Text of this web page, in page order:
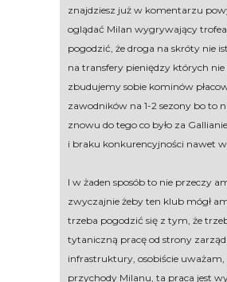
znajdziesz już w komentarzu
oglądać Milan wygrywający
pogodzić, że droga na skróty nie
na transfery pieniędzy których
zbudujemy sobie kominów
zawodników na 1-2 sezony bo to
znowu do tego co było za
i braku konkurencyjności nawet w
I w żaden sposób to nie przeczy
zwyczajnie żeby ten klub mógł
trzeba pogodzić się z tym, że
tytaniczną pracę od strony
infrastruktury, osobiście
przychody Milanu, ta praca jest